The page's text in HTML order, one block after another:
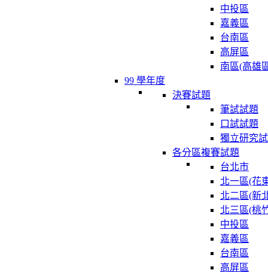
中投區
嘉義區
台南區
高屏區
南區(高雄
99 學年度
決賽試題
筆試試題
口試試題
獨立研究
各分區複賽試題
台北市
北一區(花
北二區(新
北三區(桃
中投區
嘉義區
台南區
高屏區